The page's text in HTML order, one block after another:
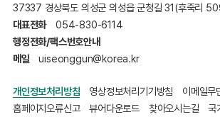
37337 경상북도 의성군 의성읍 군청길 31(후죽리
대표전화
054-830-6114
행정전화/팩스번호안내
메일
uiseonggun@korea.kr
개인정보처리방침 영상정보처리기기방침
이메일무
홈페이지오류신고
뷰어다운로드 찾아오시는길 국